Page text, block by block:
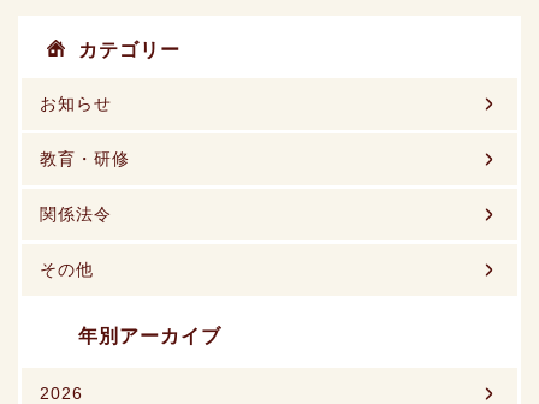
カテゴリー
お知らせ
教育・研修
関係法令
その他
年別アーカイブ
2026